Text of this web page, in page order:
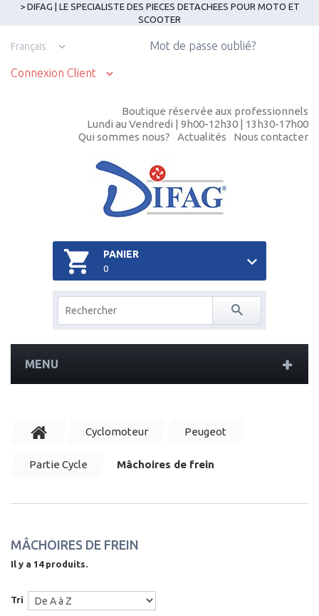
> DIFAG | LE SPECIALISTE DES PIECES DETACHEES POUR MOTO ET
SCOOTER
Français
Connexion Client
Mot de passe oublié?
Boutique réservée aux professionnels
Lundi au Vendredi | 9h00-12h30 | 13h30-17h00
Qui sommes nous?
Actualités Nous contacter
PANIER
0
MENU
Cyclomoteur Peugeot
Partie Cycle Mâchoires de frein
MÂCHOIRES DE FREIN
Il y a 14 produits.
Tri